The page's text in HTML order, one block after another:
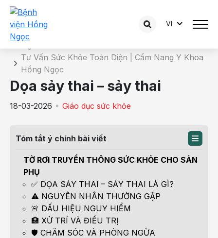
VI
Chi tiết bài tư vấn
Tư Vấn Sức Khỏe Toàn Diện | Cẩm Nang Y Khoa
Hồng Ngọc
Dọa sảy thai – sảy thai
18-03-2026 Giáo dục sức khỏe
Tóm tắt ý chính bài viết
TỜ RƠI TRUYỀN THÔNG SỨC KHỎE CHO SẢN
PHỤ
✅ DỌA SẢY THAI – SẢY THAI LÀ GÌ?
⚠️ NGUYÊN NHÂN THƯỜNG GẶP
🚨 DẤU HIỆU NGUY HIỂM
🏥 XỬ TRÍ VÀ ĐIỀU TRỊ
🛡️ CHĂM SÓC VÀ PHÒNG NGỪA